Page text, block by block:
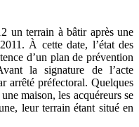
un terrain à bâtir après une
À cette date, l’état des
d’un plan de prévention
la signature de l’acte
arrêté préfectoral. Quelques
maison, les acquéreurs se
leur terrain étant situé en